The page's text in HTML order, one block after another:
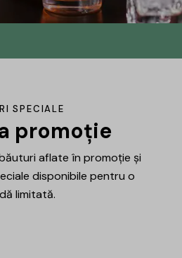
un mic cadou.
SPECIALE
promoție
aflate în promoție și
disponibile pentru o
limitată.